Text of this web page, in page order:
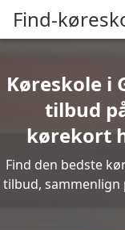
Find-
Køreskole i
tilbud
kørekort
Find den bedste
tilbud,